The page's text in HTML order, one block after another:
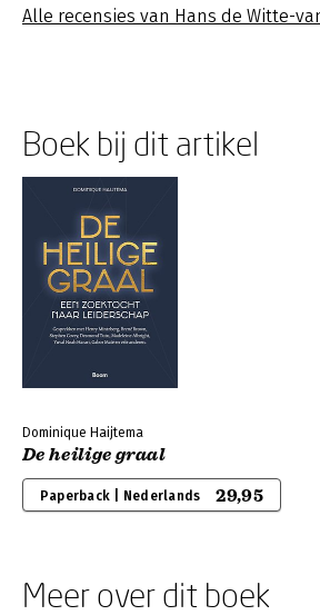
Alle recensies van Hans de Witte-
Boek bij dit artikel
Dominique Haijtema
De heilige graal
Paperback | Nederlands 29,95
Meer over dit boek